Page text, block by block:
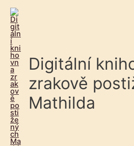
Digitální
zrakově
Mathilda